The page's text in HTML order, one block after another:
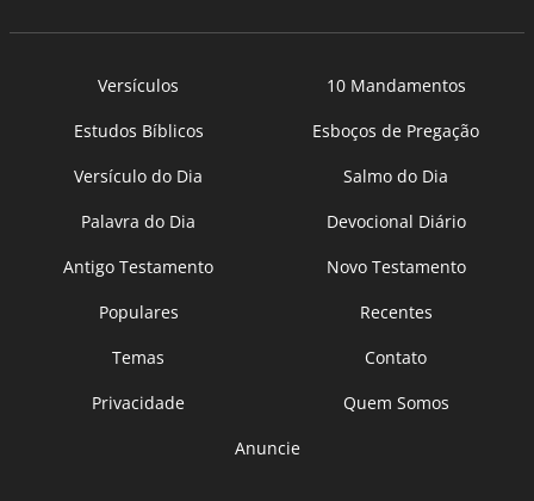
Versículos
10 Mandamentos
Estudos Bíblicos
Esboços de Pregação
Versículo do Dia
Salmo do Dia
Palavra do Dia
Devocional Diário
Antigo Testamento
Novo Testamento
Populares
Recentes
Temas
Contato
Privacidade
Quem Somos
Anuncie